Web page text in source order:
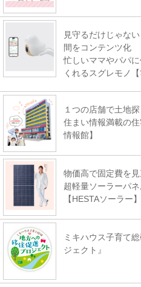
見守るだけじゃな
間をコンテンツ化
忙しいママやパパ
くれるスグレモノ
１つの店舗で土地
住まい情報満載の
情報館】
物価高で固定費を
超軽量ソーラーパ
【HESTAソーラー】
ミキハウス子育て
ジェクト』